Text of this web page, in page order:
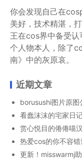
你会发现自己在
美好，技术精湛，
王在cos界中备受
个人物本人，除了
南》中的灰原哀。
近期文章
borusushi图片原图
看蠢沫沫的宅家日
赏心悦目的倦倦喵
热爱cos的你不容
更新！misswarmj